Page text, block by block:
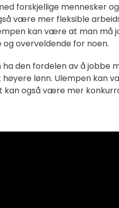
forskjellige mennesker
være mer fleksible
kan være at man må
overveldende for noen.
den fordelen av å jobbe
lønn. Ulempen kan
også være mer